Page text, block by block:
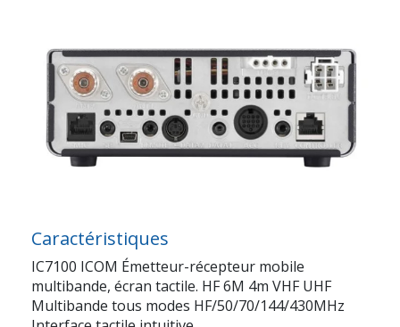
Caractéristiques
IC7100 ICOM Émetteur-récepteur mobile
multibande, écran tactile. HF 6M 4m VHF UHF
Multibande tous modes HF/50/70/144/430MHz